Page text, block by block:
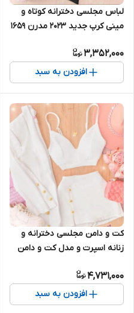
لباس مجلسی دخترانه کوتاه و
مینی کرپ جدید ۲۰۲۳ مدرن ۱۶۵۹
3,352,000
افزودن به سبد
کت و دامن مجلسی دخترانه و
زنانه اسپرت و مدل کت و دامن
4,731,000
افزودن به سبد